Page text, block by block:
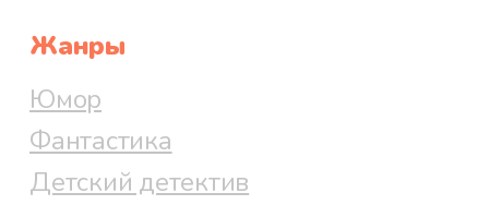
Жанры
Юмор
Фантастика
Детский детектив